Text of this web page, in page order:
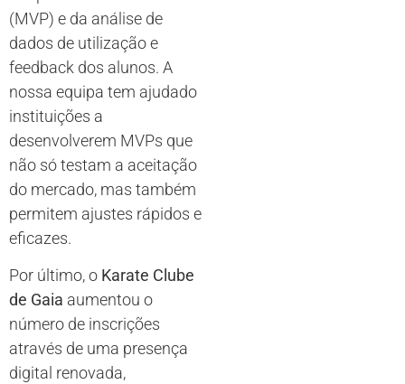
(MVP) e da análise de
dados de utilização e
feedback dos alunos. A
nossa equipa tem ajudado
instituições a
desenvolverem MVPs que
não só testam a aceitação
do mercado, mas também
permitem ajustes rápidos e
eficazes.
Por último, o Karate Clube
de Gaia aumentou o
número de inscrições
através de uma presença
digital renovada,